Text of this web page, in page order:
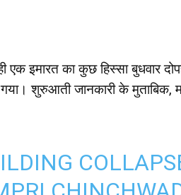
एक इमारत का कुछ हिस्सा बुधवार
शुरुआती जानकारी के मुताबिक,